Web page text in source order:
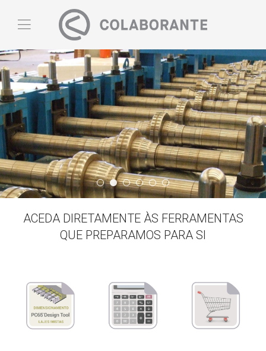
Quem Somos
Slide03Banner05
Banner06
Slide02Banner03
ACEDA DIRETAMENTE ÀS FERRAMENTAS
QUE PREPARAMOS PARA SI